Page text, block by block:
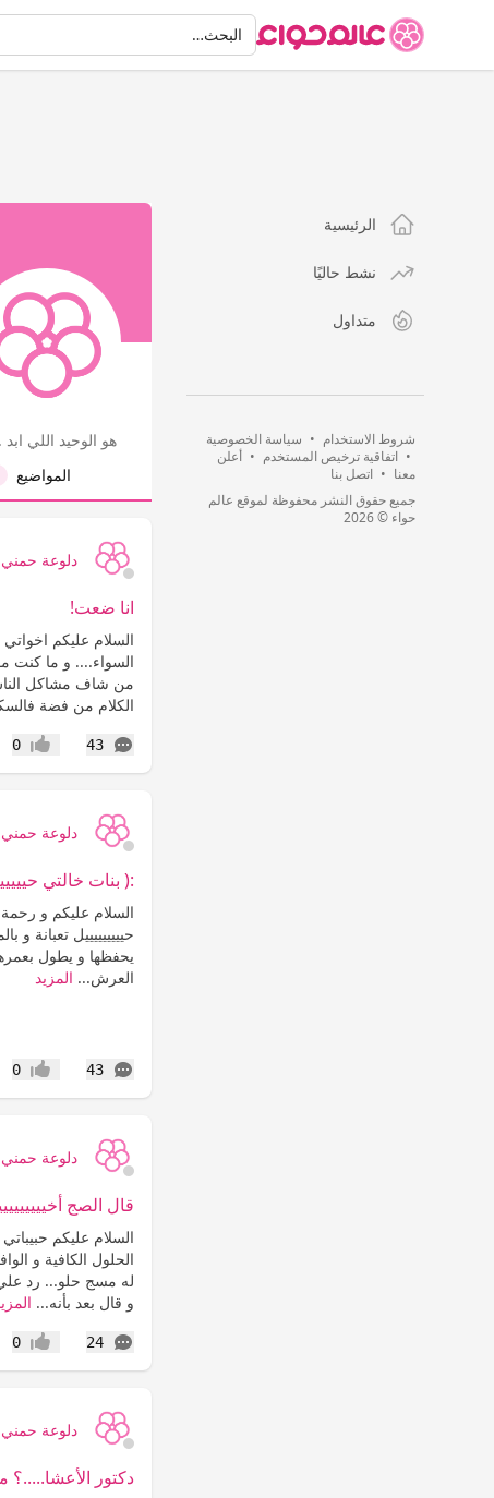
البحثالبحث…
الرئيسية
نشط حاليًا
متداول
شروط الاستخدام • سياسة الخصوصية
• اتفاقية ترخيص المستخدم • أعلن
معنا • اتصل بنا
جميع حقوق النشر محفوظة لموقع عالم
حواء © 2026
هو الوحيد اللي
المواضيع
دلوعة حمني
انا ضعت!
السلام عليكم
السواء.... و ما كنت
من شاف مشاكل
الكلام من فضة
43
التعليقات إعجاب0
دلوعة حمني
:( بنات خالتي
السلام عليكم و رحمة
حيييييييييل تعبانة
يحفظها و يطول
العرش... المزيد
43
التعليقات إعجاب0
دلوعة حمني
قال الصج
السلام عليكم
الحلول الكافية و
له مسج حلو... رد
و قال بعد بأنه...
24
التعليقات إعجاب0
دلوعة حمني
دكتور الأعشا.....؟